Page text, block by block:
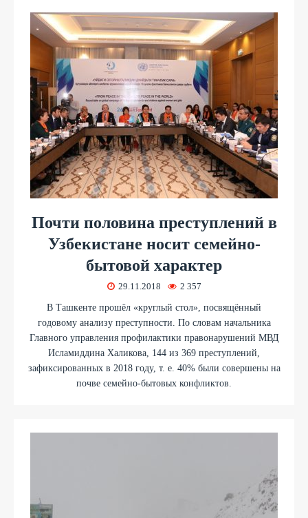
Почти половина преступлений в
Узбекистане носит семейно-
бытовой характер
29.11.2018 2 357
В Ташкенте прошёл «круглый стол», посвящённый
годовому анализу преступности. По словам начальника
Главного управления профилактики правонарушений МВД
Исламиддина Халикова, 144 из 369 преступлений,
зафиксированных в 2018 году, т. е. 40% были совершены на
почве семейно-бытовых конфликтов.